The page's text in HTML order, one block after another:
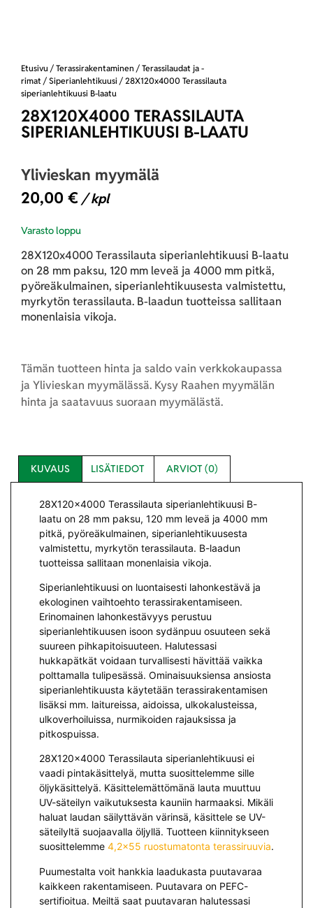
Etusivu / Terassirakentaminen / Terassilaudat ja -
rimat / Siperianlehtikuusi / 28X120x4000 Terassilauta
siperianlehtikuusi B-laatu
28X120X4000 TERASSILAUTA
SIPERIANLEHTIKUUSI B-LAATU
Ylivieskan myymälä
20,00 € / kpl
Varasto loppu
28X120x4000 Terassilauta siperianlehtikuusi B-laatu
on 28 mm paksu, 120 mm leveä ja 4000 mm pitkä,
pyöreäkulmainen, siperianlehtikuusesta valmistettu,
myrkytön terassilauta. B-laadun tuotteissa sallitaan
monenlaisia vikoja.
Tämän tuotteen hinta ja saldo vain verkkokaupassa
ja Ylivieskan myymälässä. Kysy Raahen myymälän
hinta ja saatavuus suoraan myymälästä.
KUVAUS LISÄTIEDOT ARVIOT (0)
28X120x4000 Terassilauta siperianlehtikuusi B-
laatu on 28 mm paksu, 120 mm leveä ja 4000 mm
pitkä, pyöreäkulmainen, siperianlehtikuusesta
valmistettu, myrkytön terassilauta. B-laadun
tuotteissa sallitaan monenlaisia vikoja.
Siperianlehtikuusi on luontaisesti lahonkestävä ja
ekologinen vaihtoehto terassirakentamiseen.
Erinomainen lahonkestävyys perustuu
siperianlehtikuusen isoon sydänpuu osuuteen sekä
suureen pihkapitoisuuteen. Halutessasi
hukkapätkät voidaan turvallisesti hävittää vaikka
polttamalla tulipesässä. Ominaisuuksiensa ansiosta
siperianlehtikuusta käytetään terassirakentamisen
lisäksi mm. laitureissa, aidoissa, ulkokalusteissa,
ulkoverhoiluissa, nurmikoiden rajauksissa ja
pitkospuissa.
28X120x4000 Terassilauta siperianlehtikuusi ei
vaadi pintakäsittelyä, mutta suosittelemme sille
öljykäsittelyä. Käsittelemättömänä lauta muuttuu
UV-säteilyn vaikutuksesta kauniin harmaaksi. Mikäli
haluat laudan säilyttävän värinsä, käsittele se UV-
säteilyltä suojaavalla öljyllä. Tuotteen kiinnitykseen
suosittelemme 4,2×55 ruostumatonta terassiruuvia.
Puumestalta voit hankkia laadukasta puutavaraa
kaikkeen rakentamiseen. Puutavara on PEFC-
sertifioitua. Meiltä saat puutavaran halutessasi